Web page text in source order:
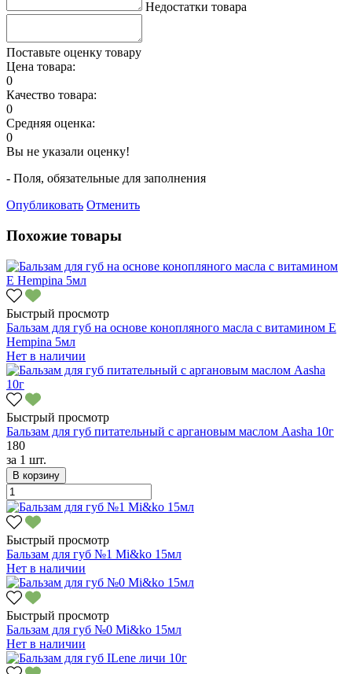
Недостатки товара
Поставьте оценку товару
Цена товара:
0
Качество товара:
0
Средняя оценка:
0
Вы не указали оценку!
- Поля, обязательные для заполнения
Опубликовать Отменить
Похожие товары
Быстрый просмотр
Бальзам для губ на основе конопляного масла с витамином Е
Hempina 5мл
Нет в наличии
Быстрый просмотр
Бальзам для губ питательный с аргановым маслом Aasha 10г
180
за 1 шт.
В корзину
Быстрый просмотр
Бальзам для губ №1 Mi&ko 15мл
Нет в наличии
Быстрый просмотр
Бальзам для губ №0 Mi&ko 15мл
Нет в наличии